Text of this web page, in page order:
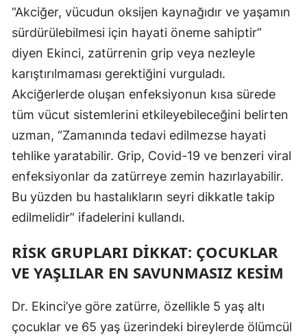
Kırklareli
Kırşehir
Kocaeli
Konya
Kütahya
Malatya
Manisa
Mardin
Muğla
Muş
“Akciğer, vücudun oksijen kaynağıdır ve yaşamın
sürdürülebilmesi için hayati öneme sahiptir”
diyen Ekinci, zatürrenin grip veya nezleyle
karıştırılmaması gerektiğini vurguladı.
Akciğerlerde oluşan enfeksiyonun kısa sürede
tüm vücut sistemlerini etkileyebileceğini belirten
uzman, “Zamanında tedavi edilmezse hayati
tehlike yaratabilir. Grip, Covid-19 ve benzeri viral
enfeksiyonlar da zatürreye zemin hazırlayabilir.
Bu yüzden bu hastalıkların seyri dikkatle takip
edilmelidir” ifadelerini kullandı.
RISK GRUPLARI DIKKAT: ÇOCUKLAR
VE YAŞLILAR EN SAVUNMASIZ KESIM
Dr. Ekinci’ye göre zatürre, özellikle 5 yaş altı
çocuklar ve 65 yaş üzerindeki bireylerde ölümcül